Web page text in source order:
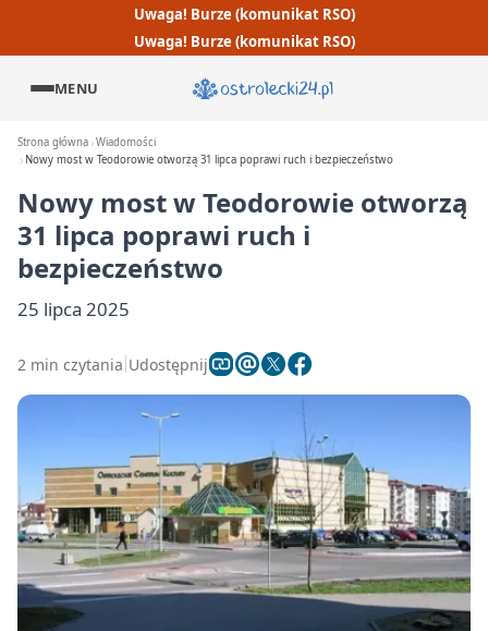
Uwaga! Burze (komunikat RSO)
Uwaga! Burze (komunikat RSO)
MENU
Strona główna Wiadomości
Nowy most w Teodorowie otworzą 31 lipca poprawi ruch i bezpieczeństwo
Nowy most w Teodorowie otworzą
31 lipca poprawi ruch i
bezpieczeństwo
25 lipca 2025
2 min czytania Udostępnij